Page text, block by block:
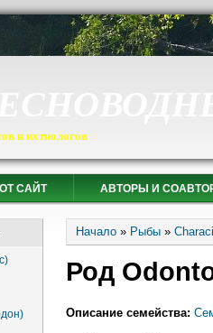
и ихтиологов
САЙТ АВТОРЫ И
Вы здесь
Начало » Рыбы »
Род
Описание семейства: